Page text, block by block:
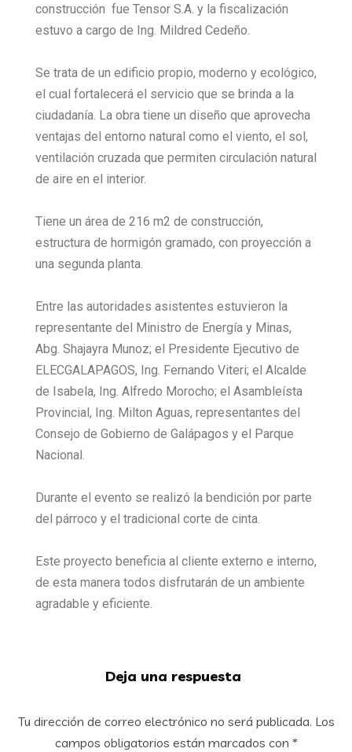
construcción fue Tensor S.A. y la fiscalización
estuvo a cargo de Ing. Mildred Cedeño.
Se trata de un edificio propio, moderno y ecológico,
el cual fortalecerá el servicio que se brinda a la
ciudadanía. La obra tiene un diseño que aprovecha
ventajas del entorno natural como el viento, el sol,
ventilación cruzada que permiten circulación natural
de aire en el interior.
Tiene un área de 216 m2 de construcción,
estructura de hormigón gramado, con proyección a
una segunda planta.
Entre las autoridades asistentes estuvieron la
representante del Ministro de Energía y Minas,
Abg. Shajayra Munoz; el Presidente Ejecutivo de
ELECGALAPAGOS, Ing. Fernando Viteri; el Alcalde
de Isabela, Ing. Alfredo Morocho; el Asambleísta
Provincial, Ing. Milton Aguas, representantes del
Consejo de Gobierno de Galápagos y el Parque
Nacional.
Durante el evento se realizó la bendición por parte
del párroco y el tradicional corte de cinta.
Este proyecto beneficia al cliente externo e interno,
de esta manera todos disfrutarán de un ambiente
agradable y eficiente.
Deja una respuesta
Tu dirección de correo electrónico no será publicada. Los
campos obligatorios están marcados con *